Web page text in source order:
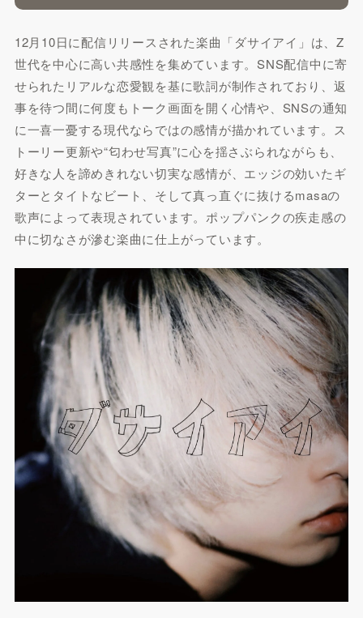
12月10日に配信リリースされた楽曲「ダサイアイ」は、Z
世代を中心に高い共感性を集めています。SNS配信中に寄
せられたリアルな恋愛観を基に歌詞が制作されており、返
事を待つ間に何度もトーク画面を開く心情や、SNSの通知
に一喜一憂する現代ならではの感情が描かれています。ス
トーリー更新や“匂わせ写真”に心を揺さぶられながらも、
好きな人を諦めきれない切実な感情が、エッジの効いたギ
ターとタイトなビート、そして真っ直ぐに抜けるmasaの
歌声によって表現されています。ポップパンクの疾走感の
中に切なさが滲む楽曲に仕上がっています。